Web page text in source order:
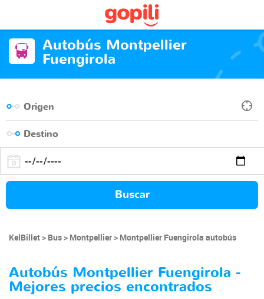
Autobús Montpellier
Fuengirola
Buscar
KelBillet Bus Montpellier Montpellier Fuengirola autobús
Autobús Montpellier Fuengirola -
Mejores precios encontrados